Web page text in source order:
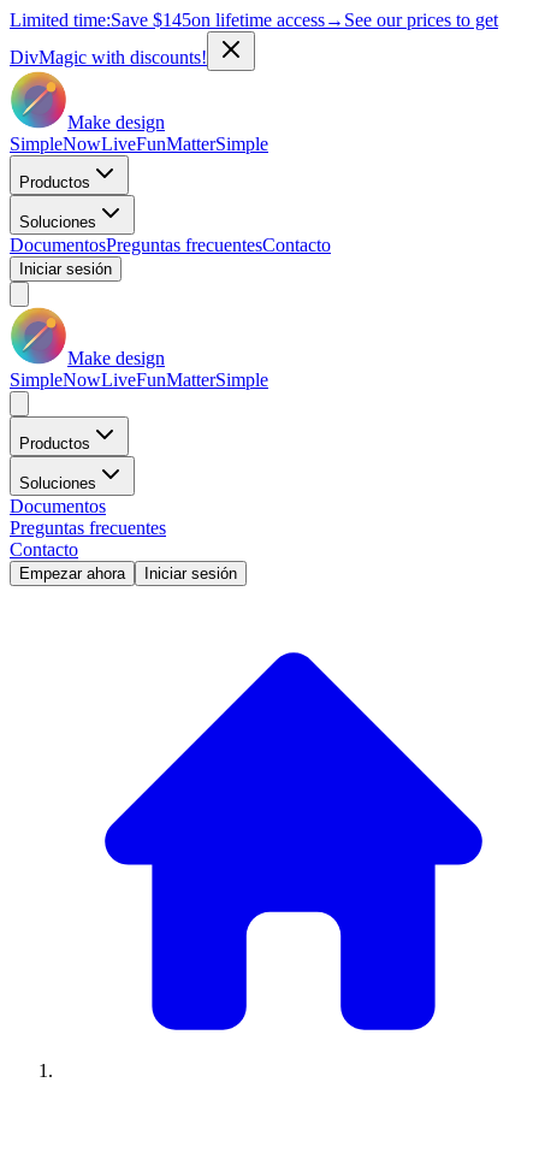
Limited time:Save $145on lifetime access→ See our prices to get
DivMagic with discounts!
Make design
SimpleNowLiveFunMatterSimple
Productos
Soluciones
DocumentosPreguntas frecuentesContacto
Iniciar sesión
Make design
SimpleNowLiveFunMatterSimple
Productos
Soluciones
Documentos
Preguntas frecuentes
Contacto
Empezar ahora Iniciar sesión